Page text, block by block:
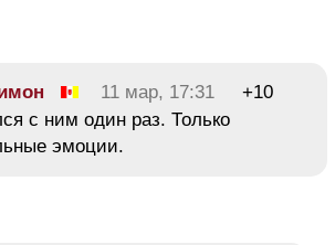
11 мар, 17:31
+10
с ним один раз. Только
эмоции.